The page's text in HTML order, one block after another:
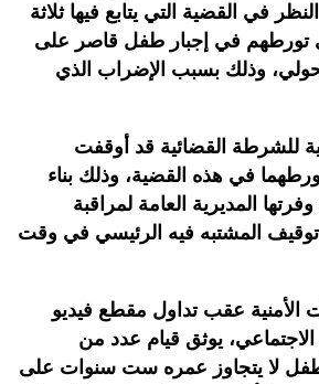
في القضية التي يتابع فيها ثلاثة
تورطهم في إجبار طفل قاصر على
وذلك بسبب الإضراب الذي
للشرطة القضائية قد أوقفت
في هذه القضية، وذلك بناء
المديرية العامة لمراقبة
توقيف المشتبه فيه الرئيسي في وقت
الأمنية عقب تداول مقطع فيديو
يوثق قيام عدد من
لا يتجاوز عمره ست سنوات على